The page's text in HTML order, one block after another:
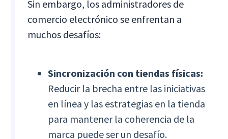
Sin embargo, los administradores de
comercio electrónico se enfrentan a
muchos desafíos:
Sincronización con tiendas físicas:
Reducir la brecha entre las iniciativas
en línea y las estrategias en la tienda
para mantener la coherencia de la
marca puede ser un desafío.